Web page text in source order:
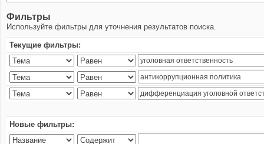
Фильтры
Используйте фильтры для уточнения результатов поиска.
Текущие фильтры:
Новые фильтры: